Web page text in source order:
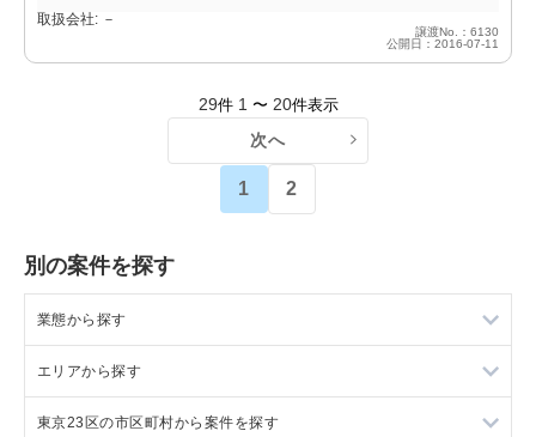
取扱会社: －
譲渡No.：6130
公開日：2016-07-11
29件 1 〜 20件表示
次へ
1 2
別の案件を探す
業態から探す
ラーメンの居抜き売却物件の案件一覧
フランス料理の居抜き売却物件の案件一覧
エリアから探す
東京23区の飲食店の居抜き売却物件の案件一覧
東京23区の市区町村から案件を探す